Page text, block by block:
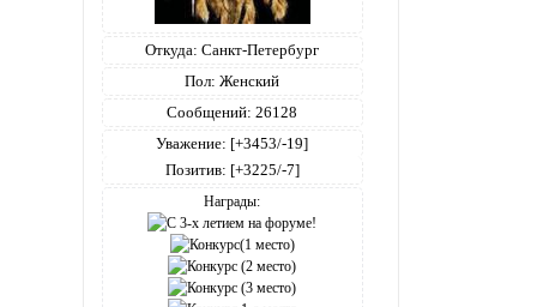
Откуда: Санкт-Петербург
Пол: Женский
Сообщений: 26128
Уважение: [+3453/-19]
Позитив: [+3225/-7]
Награды: